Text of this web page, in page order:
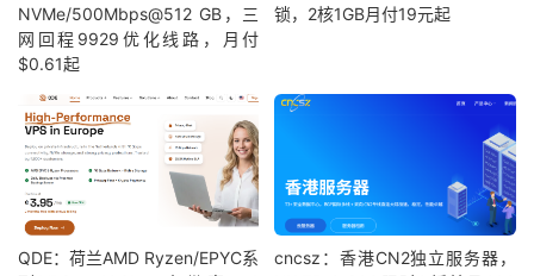
NVMe/500Mbps@512 GB，三
网回程9929优化线路，月付
$0.61起
锁，2核1GB月付19元起
QDE：荷兰AMD Ryzen/EPYC系
cncsz：香港CN2独立服务器，